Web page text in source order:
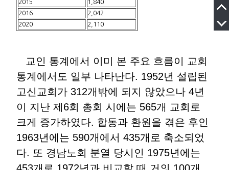
2015
1,840
2016
2,042
2020
2,110
교인 통계에서 이미 본 주요 흐름이 교회
통계에서도 일부 나타난다. 1952년 설립된
고신교회가 312개밖에 되지 않았으나 4년
이 지난 제6회 총회 시에는 565개 교회로
크게 증가하였다. 합동과 환원을 겪은 후인
1963년에는 590개에서 435개로 축소되었
다. 또 경남노회 분열 당시인 1975년에는